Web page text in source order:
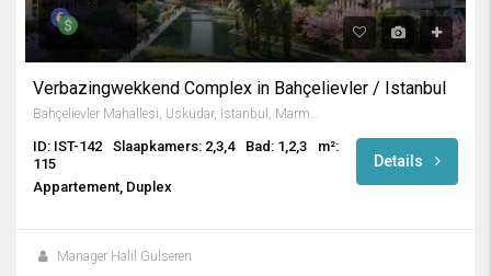
Verbazingwekkend Complex in Bahçelievler / Istanbul
ID: IST-142 Slaapkamers: 2,3,4 Bad: 1,2,3
m²:
115
Appartement, Duplex
Details
Manager Halil Gülseren